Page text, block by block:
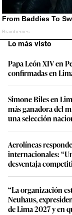
Lo más visto
Papa León XIV en
confirmadas en
Simone Biles en
más ganadora del
una selección
Aerolíneas
internacionales:
desventaja
“La organización
Neuhaus,
de Lima 2027 y en